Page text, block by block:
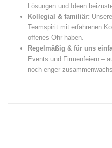
Lösungen und Ideen
Kollegial & familiär:
Teamspirit mit erfahrenen
offenes Ohr haben.
Regelmäßig & für uns
Events und Firmenfeiern –
noch enger